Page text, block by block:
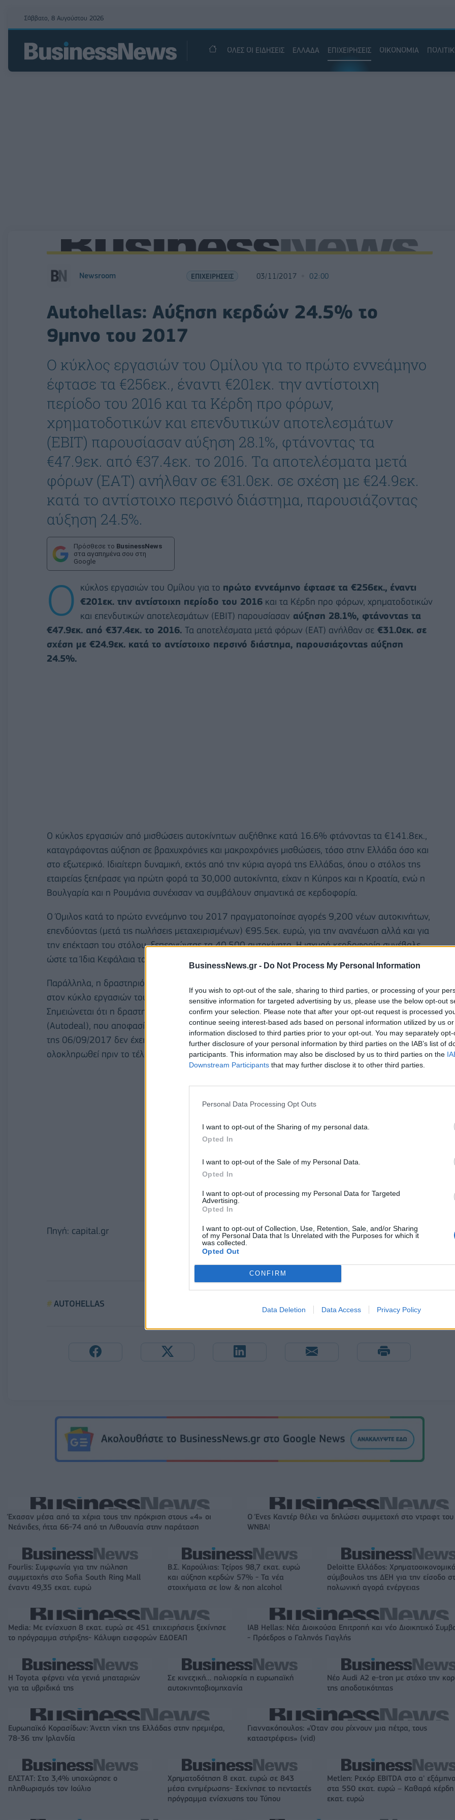
BusinessNews.gr - Do Not Process My Personal Information
If you wish to opt-out of the sale, sharing to third parties, or processing of your
sensitive information for targeted advertising by us, please use the below opt-out
confirm your selection. Please note that after your opt-out request is processed
continue seeing interest-based ads based on personal information utilized by us
information disclosed to third parties prior to your opt-out. You may separately
further disclosure of your personal information by third parties on the IAB’s list of
participants. This information may also be disclosed by us to third parties on the
Downstream Participants that may further disclose it to other third parties.
Personal Data Processing Opt Outs
I want to opt-out of the Sharing of my personal data.
Opted In
I want to opt-out of the Sale of my Personal Data.
Opted In
I want to opt-out of processing my Personal Data for Targeted
Advertising.
Opted In
I want to opt-out of Collection, Use, Retention, Sale, and/or Sharing
of my Personal Data that Is Unrelated with the Purposes for which it
was collected.
Opted Out
CONFIRM
Data Deletion Data Access Privacy Policy
Σάββατο, 8 Αυγούστου 2026
ΟΛΕΣ ΟΙ ΕΙΔΗΣΕΙΣ ΕΛΛΑΔΑ ΕΠΙΧΕΙΡΗΣΕΙΣ ΟΙΚΟΝΟΜΙΑ
Newsroom ΕΠΙΧΕΙΡΗΣΕΙΣ 03/11/2017 02:00
Autohellas: Αύξηση κερδών 24.5% το
9μηνο του 2017
Ο κύκλος εργασιών του Ομίλου για το πρώτο εννεάμηνο
έφτασε τα €256εκ., έναντι €201εκ. την αντίστοιχη
περίοδο του 2016 και τα Κέρδη προ φόρων,
χρηματοδοτικών και επενδυτικών αποτελεσμάτων
(EBIT) παρουσίασαν αύξηση 28.1%, φτάνοντας τα
€47.9εκ. από €37.4εκ. το 2016. Τα αποτελέσματα μετά
φόρων (ΕΑΤ) ανήλθαν σε €31.0εκ. σε σχέση με €24.9εκ.
κατά το αντίστοιχο περσινό διάστημα, παρουσιάζοντας
αύξηση 24.5%.
Πρόσθεσε το BusinessNews
στα αγαπημένα σου στη
Google
Ο κύκλος εργασιών του Ομίλου για το πρώτο εννεάμηνο έφτασε τα €256εκ., έναντι
€201εκ. την αντίστοιχη περίοδο του 2016 και τα Κέρδη προ φόρων, χρηματοδοτικών
και επενδυτικών αποτελεσμάτων (EBIT) παρουσίασαν αύξηση 28.1%, φτάνοντας τα
€47.9εκ. από €37.4εκ. το 2016. Τα αποτελέσματα μετά φόρων (ΕΑΤ) ανήλθαν σε €31.0εκ. σε
σχέση με €24.9εκ. κατά το αντίστοιχο περσινό διάστημα, παρουσιάζοντας αύξηση
24.5%.
Ο κύκλος εργασιών από μισθώσεις αυτοκίνητων αυξήθηκε κατά 16.6% φτάνοντας τα €141.8εκ.,
καταγράφοντας αύξηση σε βραχυχρόνιες και μακροχρόνιες μισθώσεις, τόσο στην Ελλάδα όσο και
στο εξωτερικό. Ιδιαίτερη δυναμική, εκτός από την κύρια αγορά της Ελλάδας, όπου ο στόλος της
εταιρείας ξεπέρασε για πρώτη φορά τα 30,000 αυτοκίνητα, είχαν η Κύπρος και η Κροατία, ενώ η
Βουλγαρία και η Ρουμάνια συνέχισαν να συμβάλουν σημαντικά σε κερδοφορία.
Ο Όμιλος κατά το πρώτο εννεάμηνο του 2017 πραγματοποίησε αγορές 9,200 νέων αυτοκινήτων,
επενδύοντας (μετά τις πωλήσεις μεταχειρισμένων) €95.5εκ. ευρώ, για την ανανέωση αλλά και για
την επέκταση του στόλου, ξεπερνώντας τα 40,500 αυτοκίνητα. Η ισχυρή κερδοφορία συνέβαλε
ώστε τα Ίδια Κεφάλαια του Ομίλου να διαμορφωθούν στις 30/09/2017 στα €227εκ.
Παράλληλα, η δραστηριότητα της εμπορίας αυτοκινήτων και υπηρεσιών πρόσθεσε €88.5εκ. ευρώ
στον κύκλο εργασιών του Ομίλου, παρουσιάζοντας +52% σε σχέση με το εννεάμηνο του 2016.
Σημειώνεται ότι η δραστηριότητα εισαγωγής διανομής των Hyundai (Hyundai Hellas) και KIA
(Autodeal), που αποφασίστηκε να αποκτηθεί ως νέα δραστηριότητα της Autohellas κατά την Ε.Γ.Σ.
της 06/09/2017 δεν έχει ακόμη ενσωματωθεί. Εκτιμάται δε, ότι οι διαδικασίες θα έχουν
ολοκληρωθεί πριν το τέλος του 2017, προσθέτοντας περαιτέρω δυναμική στα μεγέθη του Ομίλου.
Πηγή: capital.gr
AUTOHELLAS
Έχασαν μέσα από τα χέρια τους την πρόκριση στους «4» οι
Νεάνιδες, ήττα 66-74 από τη Λιθουανία στην παράταση
Ο Ένες Καντέρ θέλει να δηλώσει συμμετοχή στο ντραφτ του
WNBA!
Fourlis: Συμφωνία για την πώληση
συμμετοχής στο Sofia South Ring Mall
έναντι 49,35 εκατ. ευρώ
Β.Σ. Καρούλιας: Τζίρος 98,7 εκατ. ευρώ
και αύξηση κερδών 57% - Τα νέα
στοιχήματα σε low & non alcohol
Deloitte Ελλάδος:
σύμβουλος της ΔΕΗ για την είσοδο
πολωνική αγορά ενέργειας
Media: Με ενίσχυση 8 εκατ. ευρώ σε 451 επιχειρήσεις ξεκίνησε
το πρόγραμμα στήριξης- Κάλυψη εισφορών ΕΔΟΕΑΠ
IAB Hellas: Νέα Διοικούσα Επιτροπή και νέο Διοικητικό
- Πρόεδρος ο Γαληνός Γιαγλής
Η Toyota φέρνει νέα γενιά μπαταριών
για τα υβριδικά της
Σε κινεζική… πολιορκία η ευρωπαϊκή
αυτοκινητοβιομηχανία
Νέο Audi A2 e-tron με στόχο την
της αποδοτικότητας
Ευρωπαϊκό Κορασίδων: Άνετη νίκη της Ελλάδας στην πρεμιέρα,
78-36 την Ιρλανδία
Γιαννακόπουλος: «Όταν σου ρίχνουν μια πέτρα, τους
καταστρέφεις» (vid)
ΕΛΣΤΑΤ: Στο 3,4% υποχώρησε ο
πληθωρισμός τον Ιούλιο
Χρηματοδότηση 8 εκατ. ευρώ σε 843
μέσα ενημέρωσης- Ξεκίνησε το πενταετές
πρόγραμμα ενίσχυσης του Τύπου
Metlen: Ρεκόρ EBITDA στο α'
στα 550 εκατ. ευρώ – Καθαρά
εκατ. ευρώ